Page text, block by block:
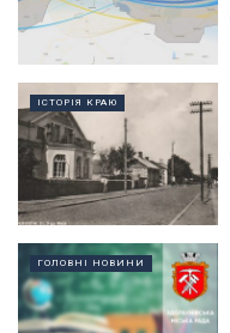
ІСТОРІЯ КРАЮ
ГОЛОВНІ НОВИНИ